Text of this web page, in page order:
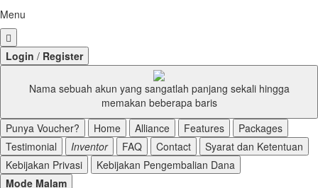
Menu
Login / Register
Nama sebuah akun yang sangatlah panjang sekali hingga
memakan beberapa baris
Punya Voucher?
Home Alliance Features
Packages
Testimonial
Inventor FAQ Contact
Syarat dan Ketentuan
Kebijakan Privasi
Kebijakan Pengembalian Dana
Mode Malam
r
a
.